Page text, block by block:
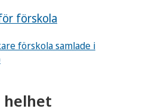
förskola
förskola samlade i
helhet